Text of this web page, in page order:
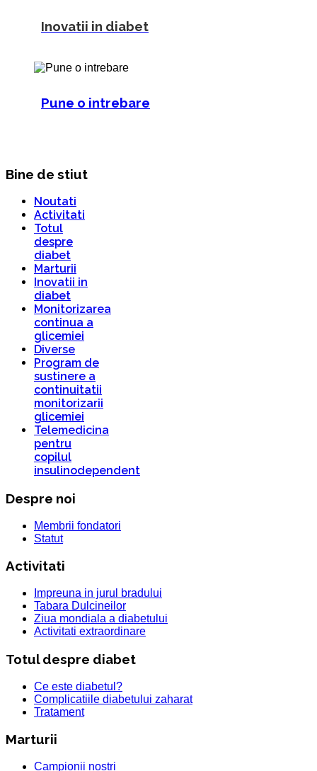
Inovatii in diabet
Pune o intrebare
Bine de stiut
Noutati
Activitati
Totul
despre
diabet
Marturii
Inovatii in
diabet
Monitorizarea
continua a
glicemiei
Diverse
Program de
sustinere a
continuitatii
monitorizarii
glicemiei
Telemedicina
pentru
copilul
insulinodependent
Despre noi
Membrii fondatori
Statut
Activitati
Impreuna in jurul bradului
Tabara Dulcineilor
Ziua mondiala a diabetului
Activitati extraordinare
Totul despre diabet
Ce este diabetul?
Complicatiile diabetului zaharat
Tratament
Marturii
Campionii nostri